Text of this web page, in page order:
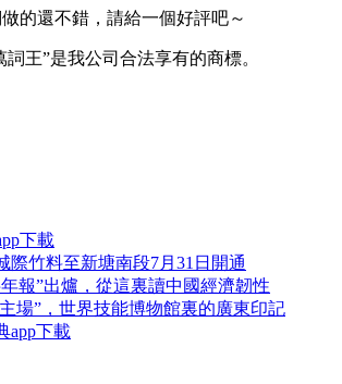
的還不錯，請給一個好評吧～
詞王”是我公司合法享有的商標。
下載
際竹料至新塘南段7月31日開通
報”出爐，從這裏讀中國經濟韌性
場”，世界技能博物館裏的廣東印記
app下載